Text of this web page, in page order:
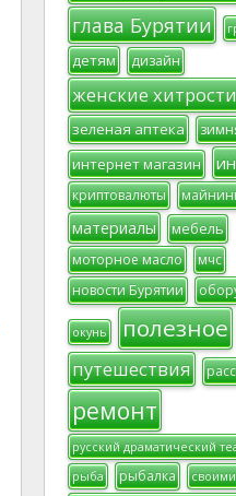
глава Бурятии
детям дизайн
женские хитрости
зеленая аптека
интернет магазин
криптовалюты
материалы мебель
моторное масло
мчс
новости Бурятии
окунь полезное
путешествия
ремонт
русский драматический
рыба
рыбалка